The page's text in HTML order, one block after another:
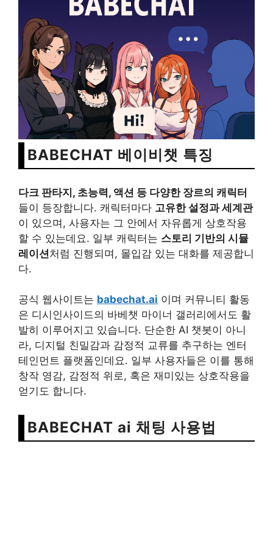
BABECHAT 베이비챗 특징
다크 판타지, 초능력, 액션 등 다양한 장르의 캐릭터
들이 등장합니다. 캐릭터마다 고유한 설정과 세계관
이 있으며, 사용자는 그 안에서 자유롭게 상호작용
할 수 있는데요. 일부 캐릭터는 스토리 기반의 시뮬
레이션처럼 진행되며, 몰입감 있는 대화를 제공합니
다.
공식 웹사이트는 babechat.ai 이며 커뮤니티 활동
은 디시인사이드의 바베챗 마이너 갤러리에서도 활
발히 이루어지고 있습니다. 단순한 AI 챗봇이 아니
라, 디지털 친밀감과 감정적 교류를 추구하는 엔터
테인먼트 플랫폼인데요. 일부 사용자들은 이를 통해
창작 영감, 감정적 위로, 혹은 재미있는 상호작용을
얻기도 합니다.
BABECHAT ai 채팅 사용법